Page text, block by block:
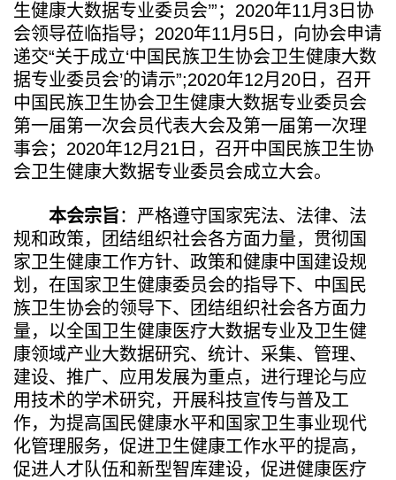
生健康大数据专业委员会’”；2020年11月3日协
会领导莅临指导；2020年11月5日，向协会申请
递交“关于成立‘中国民族卫生协会卫生健康大数
据专业委员会’的请示”;2020年12月20日，召开
中国民族卫生协会卫生健康大数据专业委员会
第一届第一次会员代表大会及第一届第一次理
事会；2020年12月21日，召开中国民族卫生协
会卫生健康大数据专业委员会成立大会。
本会宗旨：严格遵守国家宪法、法律、法
规和政策，团结组织社会各方面力量，贯彻国
家卫生健康工作方针、政策和健康中国建设规
划，在国家卫生健康委员会的指导下、中国民
族卫生协会的领导下、团结组织社会各方面力
量，以全国卫生健康医疗大数据专业及卫生健
康领域产业大数据研究、统计、采集、管理、
建设、推广、应用发展为重点，进行理论与应
用技术的学术研究，开展科技宣传与普及工
作，为提高国民健康水平和国家卫生事业现代
化管理服务，促进卫生健康工作水平的提高，
促进人才队伍和新型智库建设，促进健康医疗